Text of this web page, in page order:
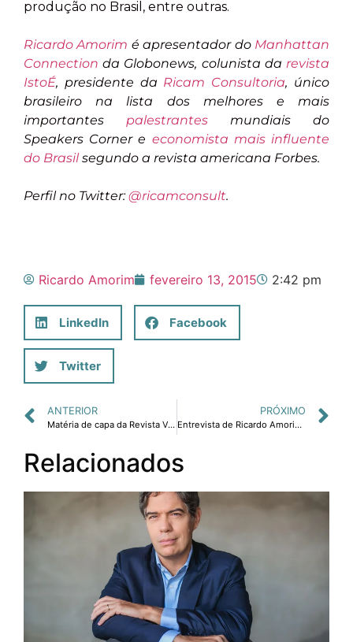
produção no Brasil, entre outras.
Ricardo Amorim é apresentador do Manhattan
Connection da Globonews, colunista da revista
IstoÉ, presidente da Ricam Consultoria, único
brasileiro na lista dos melhores e mais
importantes palestrantes mundiais do
Speakers Corner e economista mais influente
do Brasilsegundo a revista americana Forbes.
Perfil no Twitter:@ricamconsult.
Ricardo Amorim fevereiro 13, 2015 2:42 pm
LinkedIn Facebook
Twitter
ANTERIOR
Matéria de capa da Revista Vero, entrevista com Ricardo Amorim: "Crescer é possível"
PRÓXIMO
Entrevista de Ricardo Amorim à Revista Mundo Cooperativo: "Há oportunidades na economia brasileira ainda em 2015 para quem focar nos clientes, setores e regiões certos."
Relacionados